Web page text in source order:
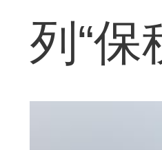
列“保